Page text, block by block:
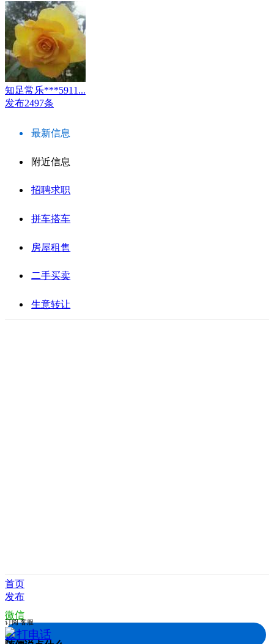
知足常乐***5911...
发布2497条
最新信息
附近信息
招聘求职
拼车搭车
房屋租售
二手买卖
生意转让
首页
发布
微信
拨打电话
订阅 客服